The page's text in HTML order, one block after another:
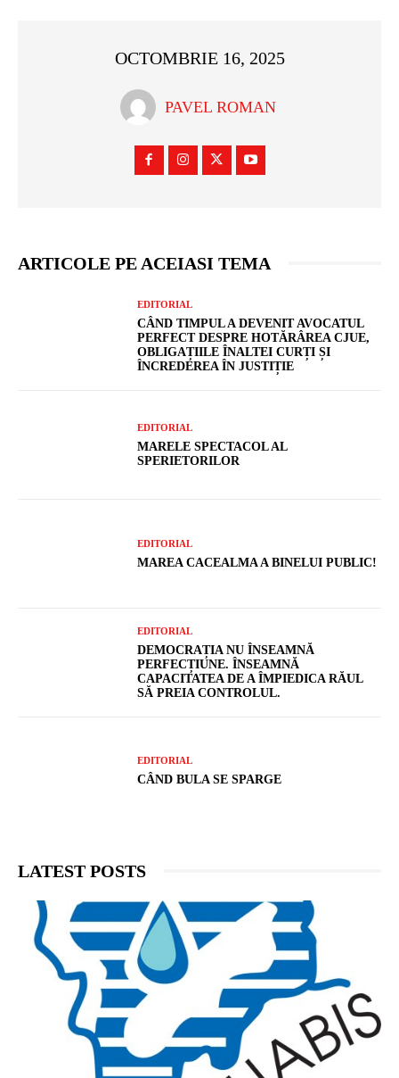
OCTOMBRIE 16, 2025
PAVEL ROMAN
ARTICOLE PE ACEIASI TEMA
EDITORIAL
CÂND TIMPUL A DEVENIT AVOCATUL
PERFECT DESPRE HOTĂRÂREA CJUE,
OBLIGAȚIILE ÎNALTEI CURȚI ȘI
ÎNCREDEREA ÎN JUSTIȚIE
EDITORIAL
MARELE SPECTACOL AL
SPERIETORILOR
EDITORIAL
MAREA CACEALMA A BINELUI PUBLIC!
EDITORIAL
DEMOCRAȚIA NU ÎNSEAMNĂ
PERFECȚIUNE. ÎNSEAMNĂ
CAPACITATEA DE A ÎMPIEDICA RĂUL
SĂ PREIA CONTROLUL.
EDITORIAL
CÂND BULA SE SPARGE
LATEST POSTS